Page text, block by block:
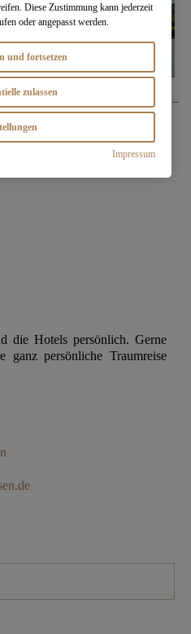
die Hotels persönlich. Gerne
ganz persönliche Traumreise
Diese Zustimmung kann jederzeit
oder angepasst werden.
und fortsetzen
zulassen
Impressum